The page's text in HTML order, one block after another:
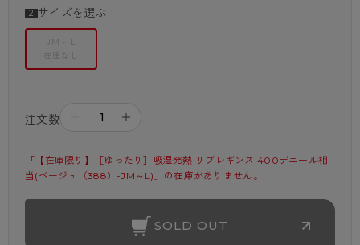
サイズを選ぶ
JM～L
在庫なし
注文数 ＋
「【在庫限り】［ゆったり］吸湿発熱 リブレギンス 400デニール相
当(ベージュ（388）-JM～L)」の在庫がありません。
SOLD OUT